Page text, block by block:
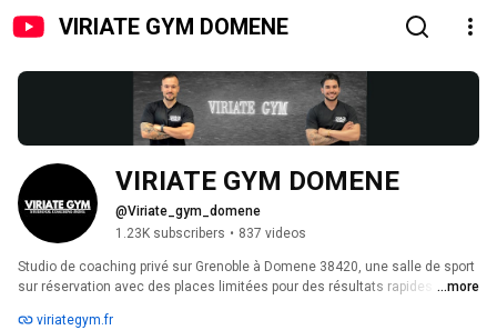
VIRIATE GYM DOMENE
VIRIATE GYM DOMENE
@Viriate_gym_domene
1.23K subscribers • 837 videos
Studio de coaching privé sur Grenoble à Domene 38420, une salle de sport
sur réservation avec des places limitées pour des résultats rapides et un
...more
viriategym.fr